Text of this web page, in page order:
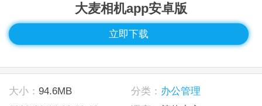
大麦相机app安卓版
立即下载
大小： 94.6MB 分类： 办公管理